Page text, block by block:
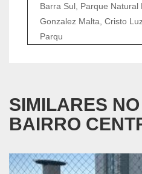
Barra Sul, Parque
Gonzalez Malta, Cristo
Parqu
SIMILARES NO
BAIRRO